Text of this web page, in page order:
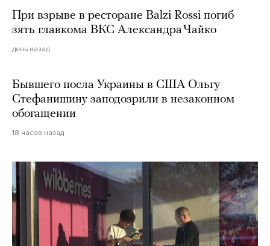
При взрыве в ресторане Balzi Rossi погиб
зять главкома ВКС Александра Чайко
день назад
Бывшего посла Украины в США Ольгу
Стефанишину заподозрили в незаконном
обогащении
18 часов назад